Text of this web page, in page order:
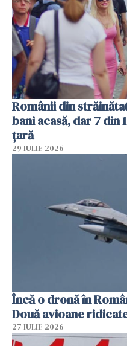
Românii din
bani acasă, dar 7 din
țară
29 IULIE 2026
Încă o dronă în
Două avioane
27 IULIE 2026